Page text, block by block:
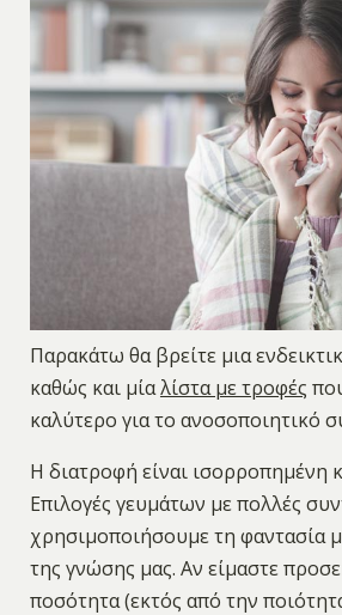
Παρακάτω θα βρείτε μια
καθώς και μίαλίστα με τροφές
καλύτερο για το ανοσοποιητικό
Η διατροφή είναι ισορροπημένη
Επιλογές γευμάτων με πολλές
χρησιμοποιήσουμε τη φαντασία
της γνώσης μας. Αν είμαστε
ποσότητα (εκτός από την